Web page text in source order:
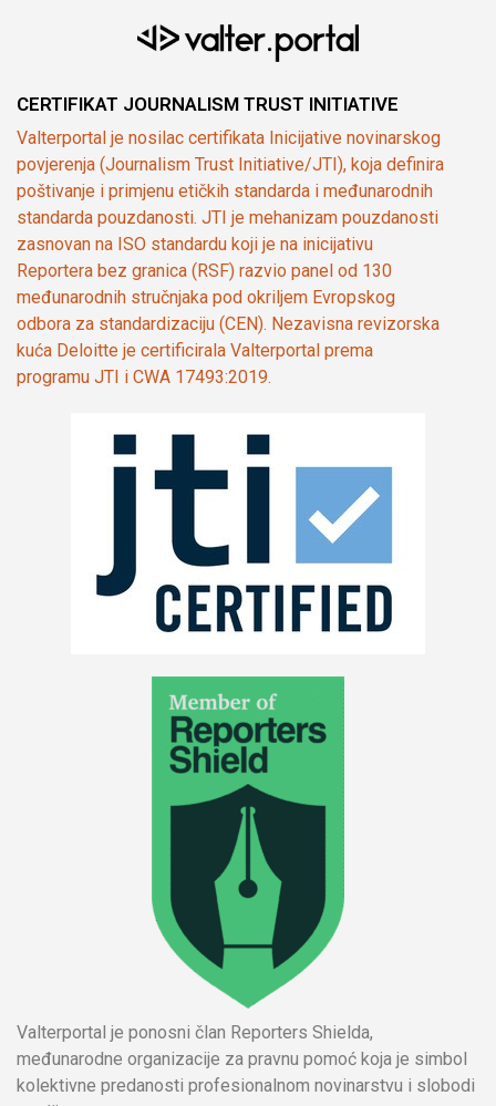
CERTIFIKAT JOURNALISM TRUST INITIATIVE
Valterportal je nosilac certifikata Inicijative novinarskog
povjerenja (Journalism Trust Initiative/JTI), koja definira
poštivanje i primjenu etičkih standarda i međunarodnih
standarda pouzdanosti. JTI je mehanizam pouzdanosti
zasnovan na ISO standardu koji je na inicijativu
Reportera bez granica (RSF) razvio panel od 130
međunarodnih stručnjaka pod okriljem Evropskog
odbora za standardizaciju (CEN). Nezavisna revizorska
kuća Deloitte je certificirala Valterportal prema
programu JTI i CWA 17493:2019.
Valterportal je ponosni član Reporters Shielda,
međunarodne organizacije za pravnu pomoć koja je simbol
kolektivne predanosti profesionalnom novinarstvu i slobodi